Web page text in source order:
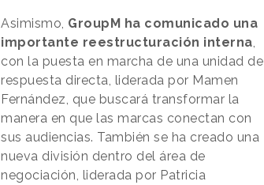
Asimismo, GroupM ha comunicado una
importante reestructuración interna
con la puesta en marcha de una unidad de
respuesta directa, liderada por Mamen
Fernández, que buscará transformar la
manera en que las marcas conectan con
sus audiencias. También se ha creado una
nueva división dentro del área de
negociación, liderada por Patricia